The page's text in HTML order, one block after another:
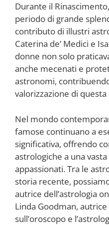
Durante il
periodo di grande
contributo di illustri
Caterina de’ Medici e
donne non solo
anche mecenati e
astronomi,
valorizzazione di questa
Nel mondo
famose continuano a
significativa, offrendo
astrologiche a una
appassionati. Tra le
storia recente,
autrice dell’astrologia
Linda Goodman,
sull’oroscopo e